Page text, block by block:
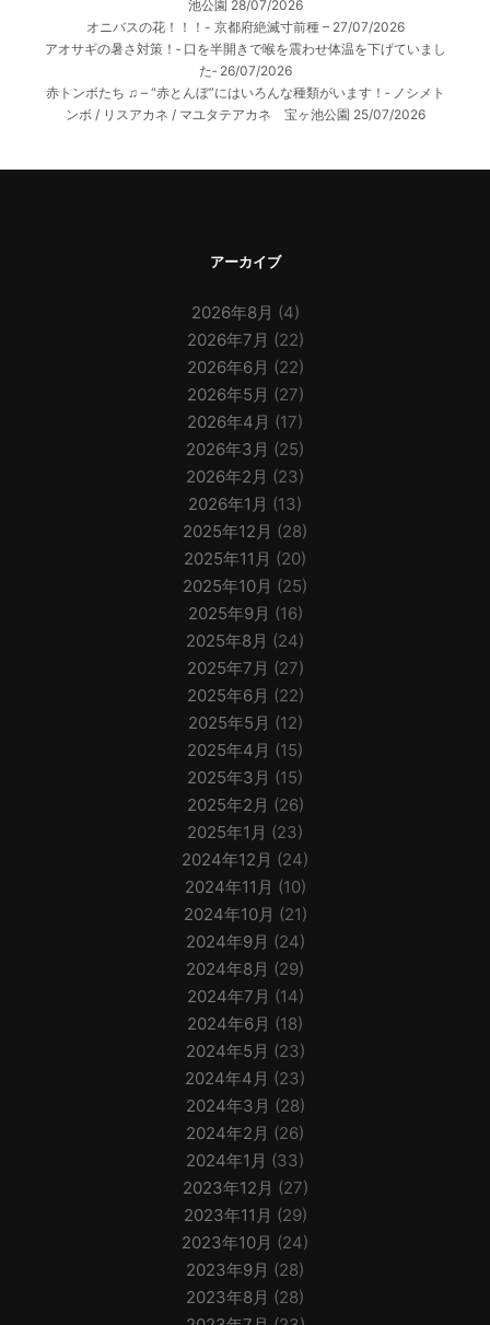
池公園 28/07/2026
オニバスの花！！！- 京都府絶滅寸前種 – 27/07/2026
アオサギの暑さ対策！‐ 口を半開きで喉を震わせ体温を下げていまし
た‐ 26/07/2026
赤トンボたち ♫ – “赤とんぼ”にはいろんな種類がいます！‐ ノシメト
ンボ / リスアカネ / マユタテアカネ 宝ヶ池公園 25/07/2026
アーカイブ
2026年8月 (4)
2026年7月 (22)
2026年6月 (22)
2026年5月 (27)
2026年4月 (17)
2026年3月 (25)
2026年2月 (23)
2026年1月 (13)
2025年12月 (28)
2025年11月 (20)
2025年10月 (25)
2025年9月 (16)
2025年8月 (24)
2025年7月 (27)
2025年6月 (22)
2025年5月 (12)
2025年4月 (15)
2025年3月 (15)
2025年2月 (26)
2025年1月 (23)
2024年12月 (24)
2024年11月 (10)
2024年10月 (21)
2024年9月 (24)
2024年8月 (29)
2024年7月 (14)
2024年6月 (18)
2024年5月 (23)
2024年4月 (23)
2024年3月 (28)
2024年2月 (26)
2024年1月 (33)
2023年12月 (27)
2023年11月 (29)
2023年10月 (24)
2023年9月 (28)
2023年8月 (28)